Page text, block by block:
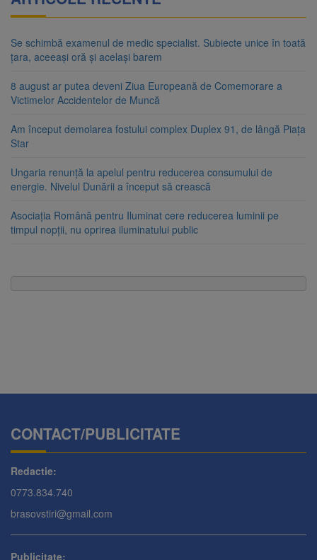
Se schimbă examenul de medic specialist. Subiecte unice în toată
țara, aceeași oră și același barem
8 august ar putea deveni Ziua Europeană de Comemorare a
Victimelor Accidentelor de Muncă
Am început demolarea fostului complex Duplex 91, de lângă Piața
Star
Ungaria renunță la apelul pentru reducerea consumului de
energie. Nivelul Dunării a început să crească
Asociația Română pentru Iluminat cere reducerea luminii pe
timpul nopții, nu oprirea iluminatului public
CONTACT/PUBLICITATE
Redactie:
0773.834.740
brasovstiri@gmail.com
Publicitate: